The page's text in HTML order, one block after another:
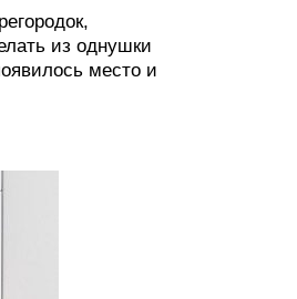
из однушки
место и